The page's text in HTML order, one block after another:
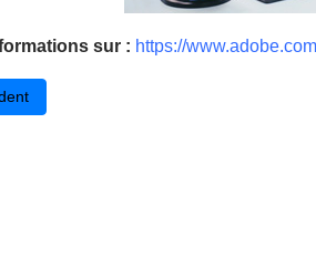
sur : https://
: Filesender : héberger et partager